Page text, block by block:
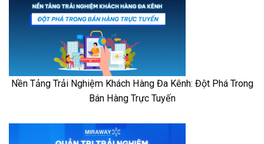
Nền Tảng Trải Nghiệm Khách Hàng Đa Kênh: Đột Phá Trong
Bán Hàng Trực Tuyến